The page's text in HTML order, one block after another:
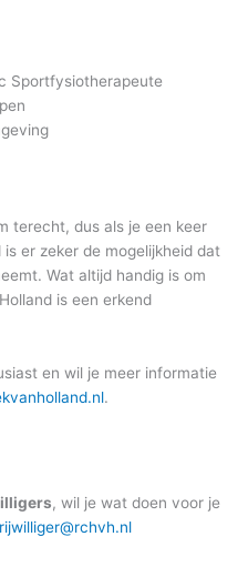
Sportfysiotherapeute
terecht, dus als je een keer
er zeker de mogelijkheid dat
Wat altijd handig is om
is een erkend
en wil je meer informatie
.
, wil je wat doen voor je